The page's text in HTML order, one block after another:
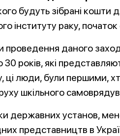
будуть зібрані кошти
інституту раку,
проведення даного
років, які
ці люди, були першими,
шкільного
державних установ,
представництв в